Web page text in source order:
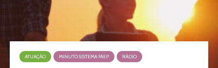
ATUAÇÃO MINUTO SISTEMA FAEP RÁDIO